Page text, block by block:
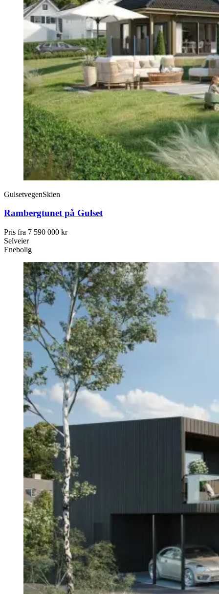
GulsetvegenSkien
Rambergtunet på Gulset
Pris fra 7 590 000 kr
Selveier
Enebolig